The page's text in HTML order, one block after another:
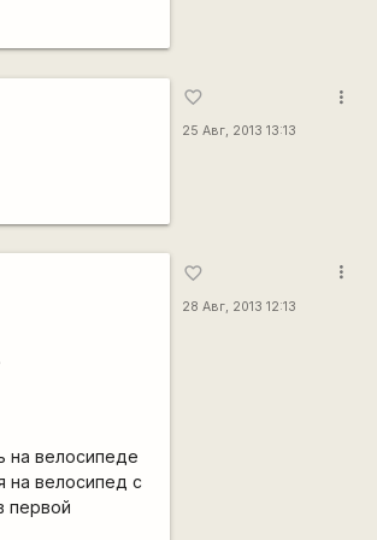
favorite_border
25 Авг, 2013 13:13
more_vert
на велосипеде
на велосипед с
первой
favorite_border
28 Авг, 2013 12:13
more_vert